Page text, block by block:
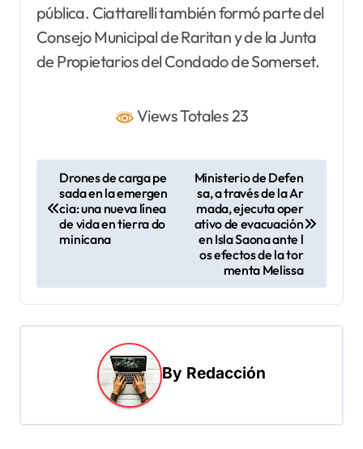
pública. Ciattarelli también formó parte del
Consejo Municipal de Raritan y de la Junta
de Propietarios del Condado de Somerset.
Views Totales 23
a
c
Drones de carga pe
sada en la emergen
cia: una nueva línea
de vida en tierra do
minicana
Ministerio de Defen
sa, a través de la Ar
mada, ejecuta oper
ativo de evacuación
en Isla Saona ante l
os efectos de la tor
menta Melissa
By Redacción